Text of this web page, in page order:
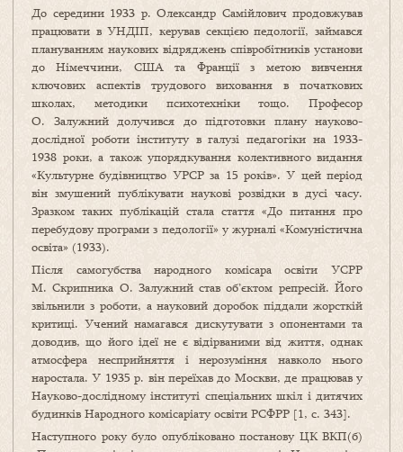
До середини 1933 р. Олександр Самійлович продовжував
працювати в УНДІП, керував секцією педології, займався
плануванням наукових відряджень співробітників установи
до Німеччини, США та Франції з метою вивчення
ключових аспектів трудового виховання в початкових
школах, методики психотехніки тощо. Професор
О. Залужний долучився до підготовки плану науково-
дослідної роботи інституту в галузі педагогіки на 1933-
1938 роки, а також упорядкування колективного видання
«Культурне будівництво УРСР за 15 років». У цей період
він змушений публікувати наукові розвідки в дусі часу.
Зразком таких публікацій стала стаття «До питання про
перебудову програми з педології» у журналі «Комуністична
освіта» (1933).
Після самогубства народного комісара освіти УСРР
М. Скрипника О. Залужний став об’єктом репресій. Його
звільнили з роботи, а науковий доробок піддали жорсткій
критиці. Учений намагався дискутувати з опонентами та
доводив, що його ідеї не є відірваними від життя, однак
атмосфера несприйняття і нерозуміння навколо нього
наростала. У 1935 р. він переїхав до Москви, де працював у
Науково-дослідному інституті спеціальних шкіл і дитячих
будинків Народного комісаріату освіти РСФРР [1, с. 343].
Наступного року було опубліковано постанову ЦК ВКП(б)